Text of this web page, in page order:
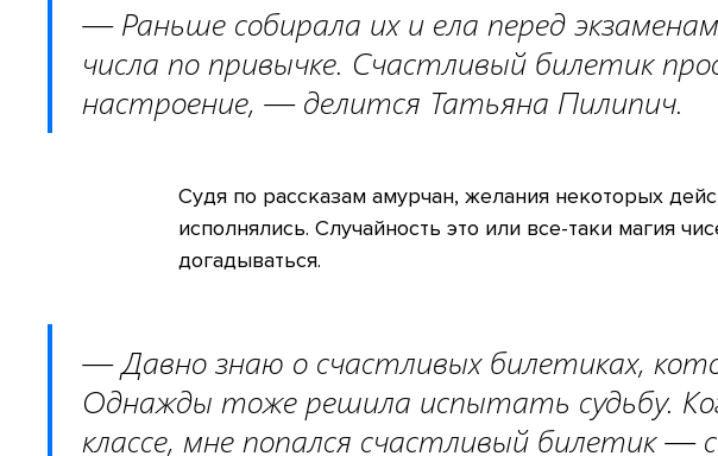
— Раньше собирала их и ела перед
числа по привычке. Счастливый билетик
настроение, — делится Татьяна Пилипич.
Судя по рассказам амурчан, желания некоторых
исполнялись. Случайность это или все-таки магия
догадываться.
— Давно знаю о счастливых билетиках,
Однажды тоже решила испытать судьбу.
классе, мне попался счастливый билетик —